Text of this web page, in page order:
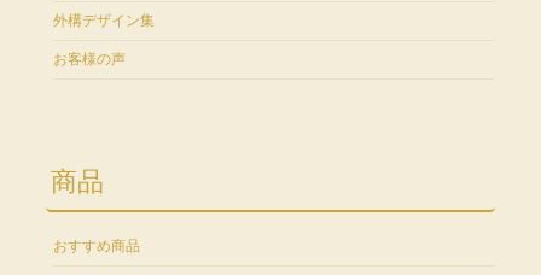
外構デザイン集
お客様の声
商品
おすすめ商品